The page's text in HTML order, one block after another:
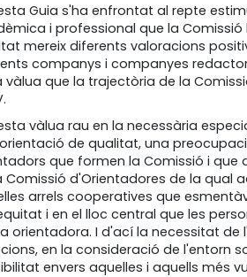
Guia s'ha enfrontat al repte
i professional que la
mereix diferents valoracions
companys i companyes
vàlua que la trajectòria de la
vàlua rau en la necessària
de qualitat, una
que formen la Comissió i que
Comissió d'Orientadores de la qual
arrels cooperatives que
i en el lloc central que les
orientadora. I d'ací la necessitat de
en la consideració de l'entorn
envers aquelles i aquells més